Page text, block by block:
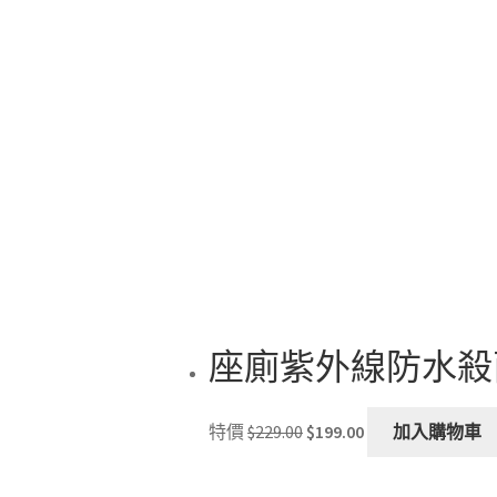
座廁紫外線防水
特價$229.00
Original
price
$199.00
Current
price
加入購物車